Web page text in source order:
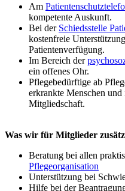
Am
kompetente Auskunft.
Bei der Schiedsstelle
kostenfreie
Patientenverfügung.
Im Bereich der
ein offenes Ohr.
Pflegebedürftige ab
erkrankte Menschen
Mitgliedschaft.
Was wir für Mitglieder
Beratung bei allen
Pflegeorganisation
Unterstützung bei
Hilfe bei der